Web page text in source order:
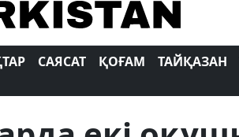
САЯСАТ ҚОҒАМ ТАЙҚАЗАН